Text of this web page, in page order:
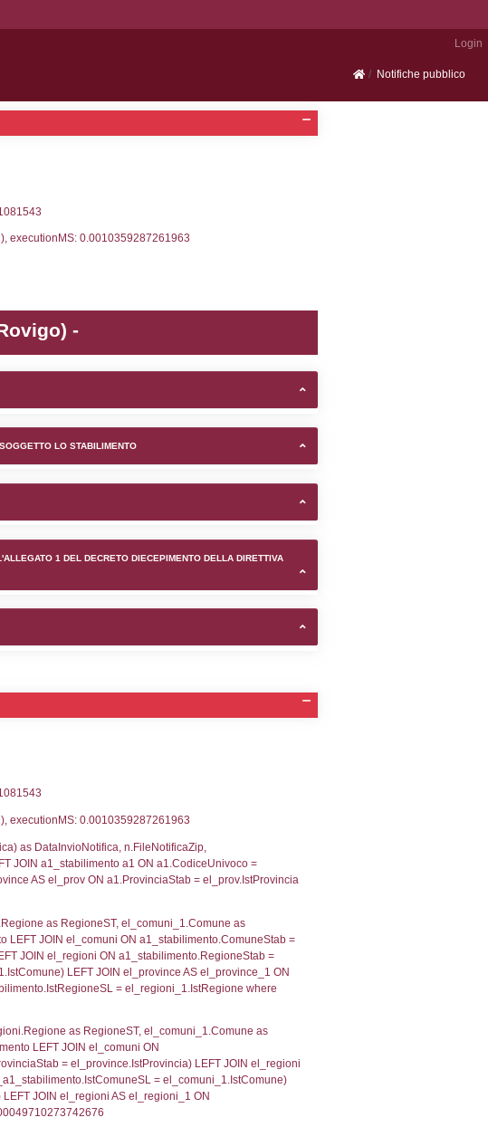
Portale SEVESO
= -2, executionMS: 0.0003049373626709
`userlevelid` = -2, executionMS: 0.00020289421081543
comune di Taglio di Po
CERTIFICAZIONI E STATO DEI CONTROLLO A CUI è SOGGETTO
LO STABILIMENTO
E RIEPILOGO SOSTANZE PERICOLOSE DI CUI ALL'ALLEGATO
CON IMPATTO ALL'ESTERNO DELLO STABILIMENTO